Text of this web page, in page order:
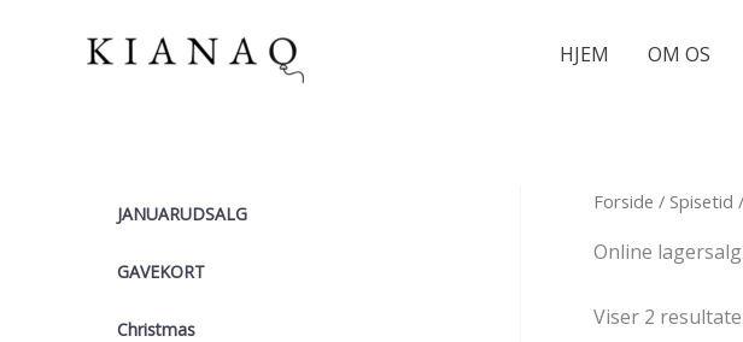
HJEM OM OS
JANUARUDSALG
GAVEKORT
Christmas
Forside / Spisetid /
Online lagersalg
Viser 2